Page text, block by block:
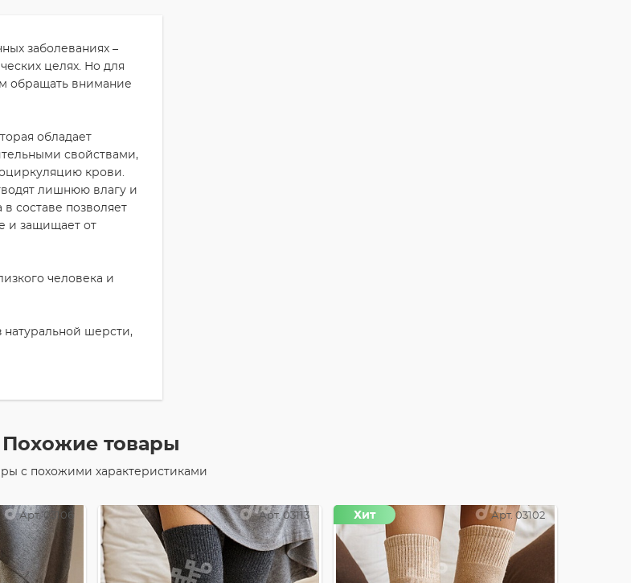
заболеваниях –
целях. Но для
обращать внимание
обладает
свойствами,
крови.
лишнюю влагу и
составе позволяет
и защищает от
человека и
шерсти,
Похожие товары
с похожими характеристиками
Арт. 03106 Арт. 03113 Арт. 03102
Хит